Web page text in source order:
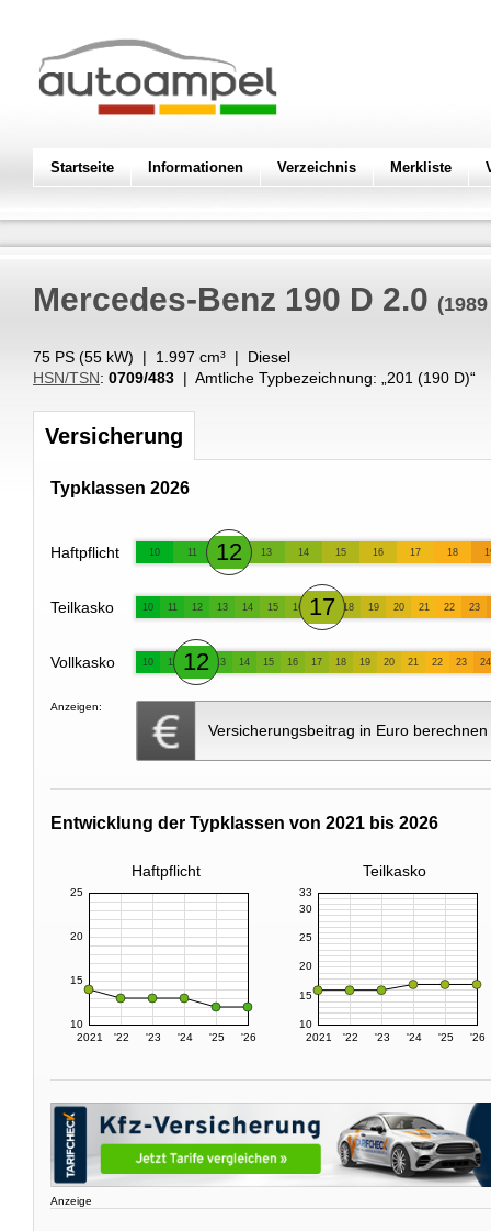
Startseite Informationen Verzeichnis Merkliste
Mercedes-Benz 190 D 2.0
75 PS (55 kW) | 1.997 cm³ | Diesel
HSN/TSN: 0709/483 | Amtliche Typbezeichnung: „ 201 (190 D)“
Versicherung
Typklassen 2026
Haftpflicht 10 11 12 13 14 15 16 17 18
Teilkasko 10 11 12 13 14 15 16 17 18 19 20 21 22 23
Vollkasko 10 11 12 13 14 15 16 17 18 19 20 21 22 23 24
Anzeigen:
Versicherungsbeitrag in Euro berechnen
Entwicklung der Typklassen von 2021 bis 2026
Haftpflicht Teilkasko
2021 '22 '23 '24 '25 '26
10
15
20
25
2021 '22 '23 '24 '25 '26
10
15
20
25
30
33
Anzeige